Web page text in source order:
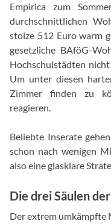
Empirica zum
durchschnittlichen
stolze 512 Euro warm
gesetzliche BAföG-
Hochschulstädten
Um unter diesen
Zimmer finden zu
reagieren.
Beliebte Inserate
schon nach wenigen
also eine glasklare
Die drei Säulen
Der extrem